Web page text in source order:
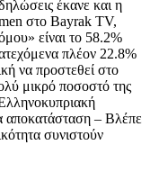
έκανε και η
στο Bayrak TV,
είναι το 58.2%
πλέον 22.8%
να προστεθεί στο
μικρό ποσοστό της
αποκατάσταση – Βλέπε
συνιστούν